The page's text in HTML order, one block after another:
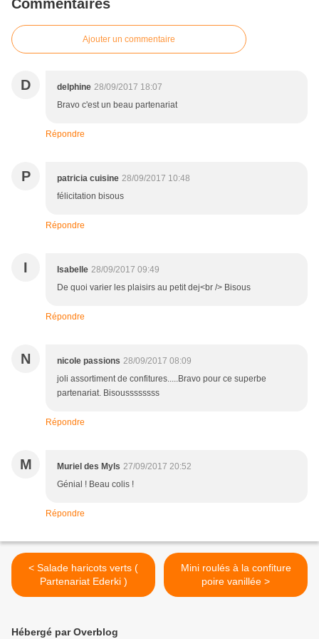
Commentaires
Ajouter un commentaire
D delphine 28/09/2017 18:07
Bravo c'est un beau partenariat
Répondre
P patricia cuisine 28/09/2017 10:48
félicitation bisous
Répondre
I Isabelle 28/09/2017 09:49
De quoi varier les plaisirs au petit dej<br /> Bisous
Répondre
N nicole passions 28/09/2017 08:09
joli assortiment de confitures.....Bravo pour ce superbe
partenariat. Bisoussssssss
Répondre
M Muriel des Myls 27/09/2017 20:52
Génial ! Beau colis !
Répondre
< Salade haricots verts (
Partenariat Ederki )
Mini roulés à la confiture
poire vanillée >
Hébergé par Overblog